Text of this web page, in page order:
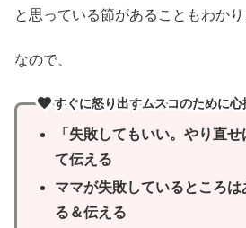
と思っている節があることもわかり
なので、
すぐに怒り出すムスコのために
「失敗してもいい。やり直
て伝える
ママが失敗しているところ
る＆伝える